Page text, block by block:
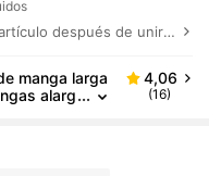
después de unirte.
manga larga
alarg
4,06
(16)